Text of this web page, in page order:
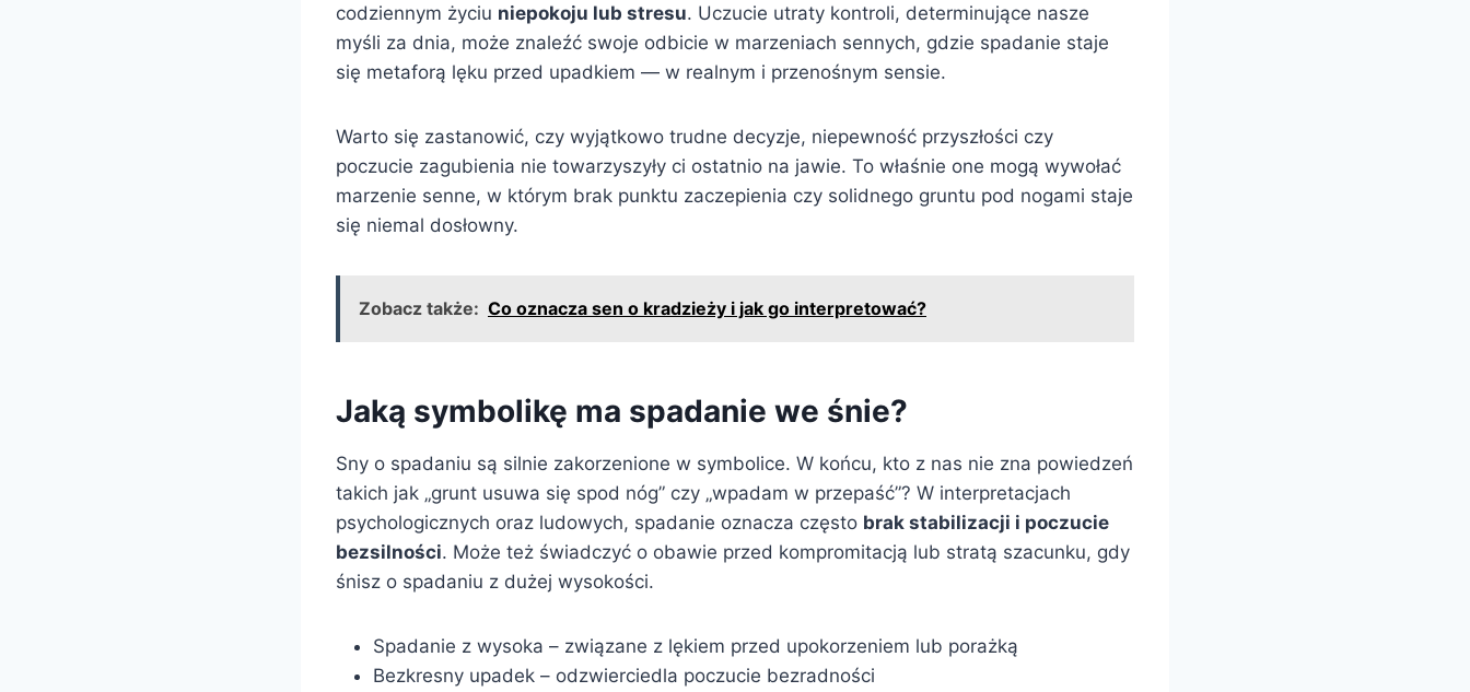
codziennym życiu niepokoju lub stresu. Uczucie utraty kontroli, determinujące nasze
myśli za dnia, może znaleźć swoje odbicie w marzeniach sennych, gdzie spadanie staje
się metaforą lęku przed upadkiem — w realnym i przenośnym sensie.
Warto się zastanowić, czy wyjątkowo trudne decyzje, niepewność przyszłości czy
poczucie zagubienia nie towarzyszyły ci ostatnio na jawie. To właśnie one mogą wywołać
marzenie senne, w którym brak punktu zaczepienia czy solidnego gruntu pod nogami staje
się niemal dosłowny.
Zobacz także: Co oznacza sen o kradzieży i jak go interpretować?
Jaką symbolikę ma spadanie we śnie?
Sny o spadaniu są silnie zakorzenione w symbolice. W końcu, kto z nas nie zna powiedzeń
takich jak „grunt usuwa się spod nóg” czy „wpadam w przepaść”? W interpretacjach
psychologicznych oraz ludowych, spadanie oznacza często brak stabilizacji i poczucie
bezsilności. Może też świadczyć o obawie przed kompromitacją lub stratą szacunku, gdy
śnisz o spadaniu z dużej wysokości.
Spadanie z wysoka – związane z lękiem przed upokorzeniem lub porażką
Bezkresny upadek – odzwierciedla poczucie bezradności